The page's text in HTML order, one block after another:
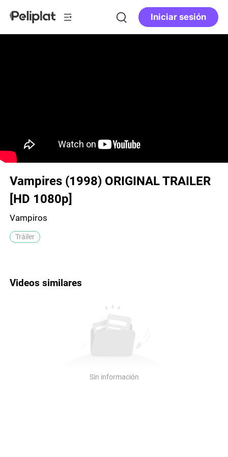
Iniciar sesión
Vampires (1998) ORIGINAL TRAILER
[HD 1080p]
Vampiros
Tráiler
Videos similares
Sin información